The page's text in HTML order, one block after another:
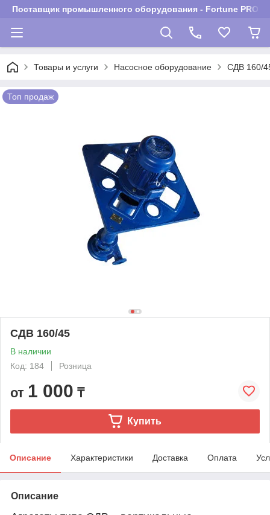
Поставщик промышленного оборудования - Fortune PROM
Товары и услуги Насосное оборудование СДВ 160/
Топ продаж
СДВ 160/45
В наличии
Код: 184
Розница
от 1 000 ₸
Купить
Описание Характеристики Доставка Оплата
Описание